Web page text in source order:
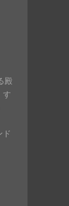
殿
す
ド